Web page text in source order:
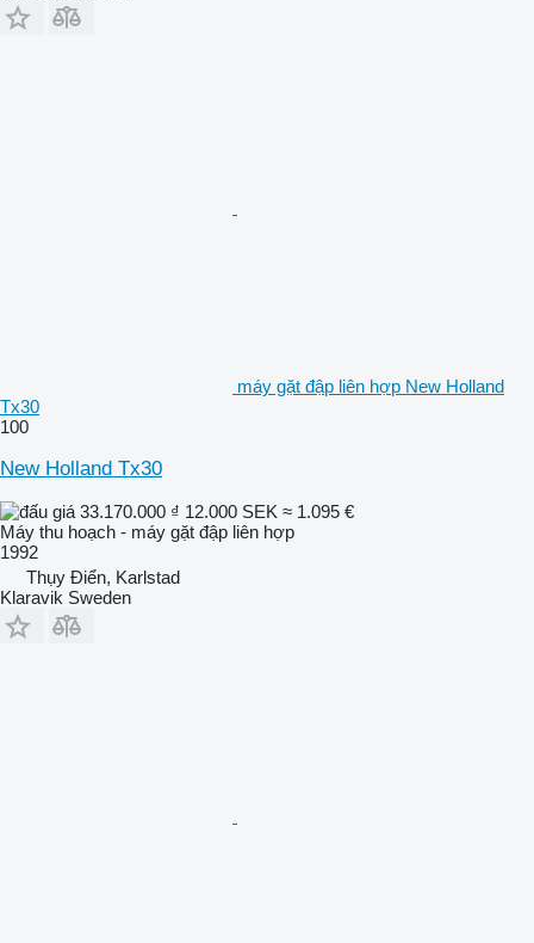
máy gặt đập liên hợp New Holland
Tx30
100
New Holland Tx30
33.170.000 ₫ 12.000 SEK ≈ 1.095 €
Máy thu hoạch - máy gặt đập liên hợp
1992
Thụy Điển, Karlstad
Klaravik Sweden